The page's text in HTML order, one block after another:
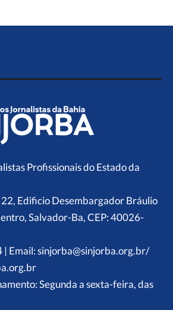
Profissionais do Estado da
22, Edificio Desembargador Bráulio
Salvador-Ba, CEP: 40026-
Email: sinjorba@sinjorba.org.br/
Segunda a sexta-feira, das